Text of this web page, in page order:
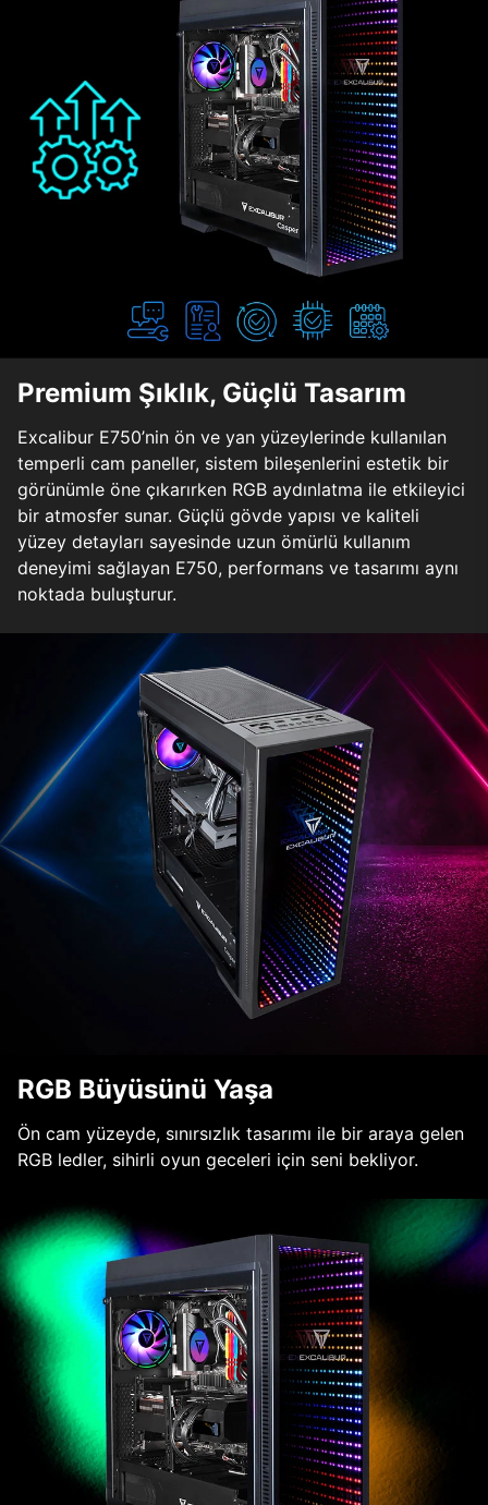
Premium Şıklık, Güçlü Tasarım
Excalibur E750’nin ön ve yan yüzeylerinde kullanılan
temperli cam paneller, sistem bileşenlerini estetik bir
görünümle öne çıkarırken RGB aydınlatma ile etkileyici
bir atmosfer sunar. Güçlü gövde yapısı ve kaliteli
yüzey detayları sayesinde uzun ömürlü kullanım
deneyimi sağlayan E750, performans ve tasarımı aynı
noktada buluşturur.
RGB Büyüsünü Yaşa
Ön cam yüzeyde, sınırsızlık tasarımı ile bir araya gelen
RGB ledler, sihirli oyun geceleri için seni bekliyor.